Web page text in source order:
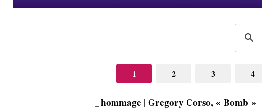
1 2 3 4
hommage | Gregory Corso, « Bomb »